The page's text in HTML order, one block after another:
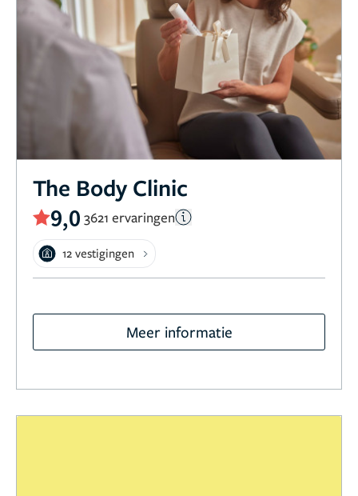
The Body Clinic
9,0 3621 ervaringen
12 vestigingen
Meer informatie